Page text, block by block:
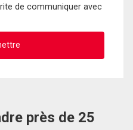
de communiquer avec
près de 25